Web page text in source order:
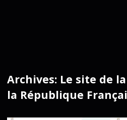
Archives: Le site de
la République